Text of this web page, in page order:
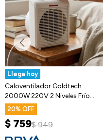
Llega hoy
Caloventilador Goldtech
2000W 220V 2 Niveles Frío
Calor
20
$ 759$ 949